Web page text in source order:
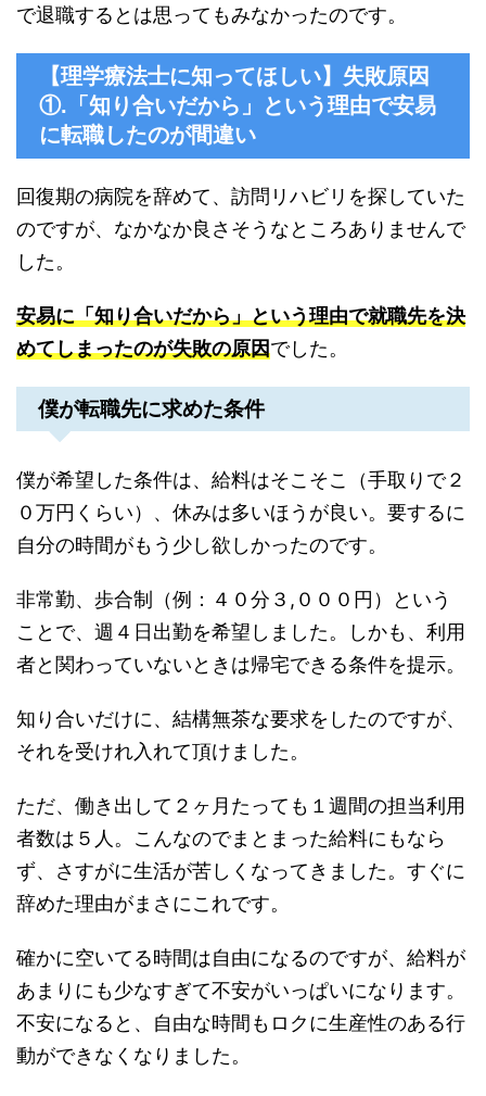
で退職するとは思ってもみなかったのです。
【理学療法士に知ってほしい】失敗原因
①.「知り合いだから」という理由で安易
に転職したのが間違い
回復期の病院を辞めて、訪問リハビリを探していた
のですが、なかなか良さそうなところありませんで
した。
安易に「知り合いだから」という理由で就職先を決
めてしまったのが失敗の原因でした。
僕が転職先に求めた条件
僕が希望した条件は、給料はそこそこ（手取りで２
０万円くらい）、休みは多いほうが良い。要するに
自分の時間がもう少し欲しかったのです。
非常勤、歩合制（例：４０分３,０００円）という
ことで、週４日出勤を希望しました。しかも、利用
者と関わっていないときは帰宅できる条件を提示。
知り合いだけに、結構無茶な要求をしたのですが、
それを受けれ入れて頂けました。
ただ、働き出して２ヶ月たっても１週間の担当利用
者数は５人。こんなのでまとまった給料にもなら
ず、さすがに生活が苦しくなってきました。すぐに
辞めた理由がまさにこれです。
確かに空いてる時間は自由になるのですが、給料が
あまりにも少なすぎて不安がいっぱいになります。
不安になると、自由な時間もロクに生産性のある行
動ができなくなりました。